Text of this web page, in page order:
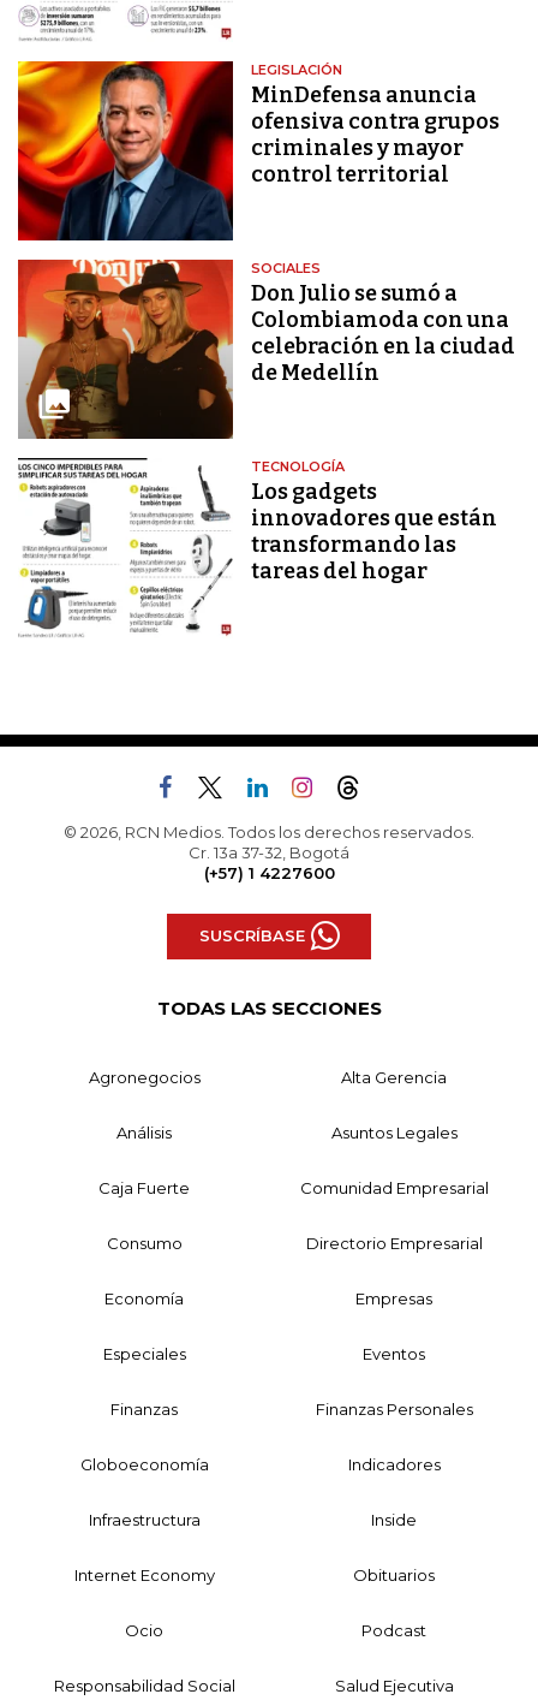
LEGISLACIÓN
MinDefensa anuncia
ofensiva contra grupos
criminales y mayor
control territorial
SOCIALES
Don Julio se sumó a
Colombiamoda con una
celebración en la ciudad
de Medellín
TECNOLOGÍA
Los gadgets
innovadores que están
transformando las
tareas del hogar
© 2026, RCN Medios. Todos los derechos reservados.
Cr. 13a 37-32, Bogotá
(+57) 1 4227600
SUSCRÍBASE
TODAS LAS SECCIONES
Agronegocios Alta Gerencia
Análisis Asuntos Legales
Caja Fuerte Comunidad Empresarial
Consumo Directorio Empresarial
Economía Empresas
Especiales Eventos
Finanzas Finanzas Personales
Globoeconomía Indicadores
Infraestructura Inside
Internet Economy Obituarios
Ocio Podcast
Responsabilidad Social Salud Ejecutiva